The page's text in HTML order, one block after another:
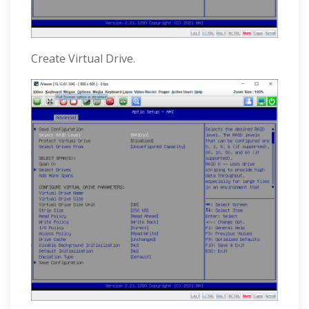
Create Virtual Drive.